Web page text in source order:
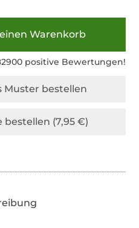
Warenkorb
positive Bewertungen!